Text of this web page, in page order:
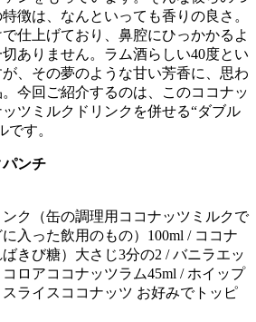
徴は、なんといっても香りの良さ。
仕上げており、鼻腔にひっかかるよ
ありません。ラム酒らしい40度とい
、その夢のような甘い芳香に、思わ
今回ご紹介するのは、このココナッ
ツミルクドリンクを併せる“ダブル
です。
ンチ
ク（缶の調理用ココナッツミルクで
入った飲用のもの）100ml / ココナ
きび糖）大さじ3分の2 / バニラエッ
ロアココナッツラム45ml / ホイップ
ライスココナッツ お好みでトッピ